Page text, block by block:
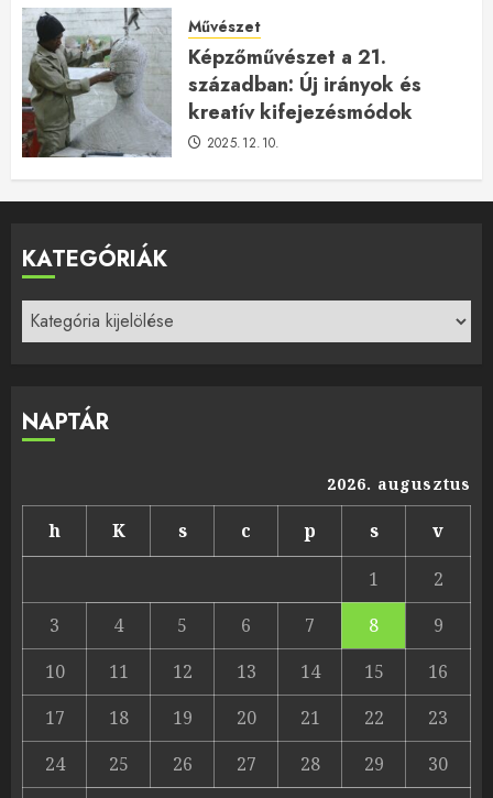
Művészet
Képzőművészet a 21.
században: Új irányok és
kreatív kifejezésmódok
2025.12.10.
KATEGÓRIÁK
Kategóriák
NAPTÁR
2026. augusztus
h K s c p s
v
1
2
3
4 5 6 7 8
9
10
11 12 13 14 15
16
17
18 19 20 21 22
23
24
25 26 27 28 29
30